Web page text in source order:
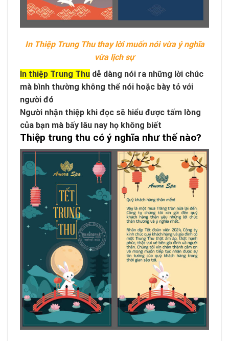
In Thiệp Trung Thu thay lời muốn nói vừa ý nghĩa
vừa lịch sự
In thiệp Trung Thu dễ dàng nói ra những lời chúc
mà bình thường không thể nói hoặc bày tỏ với
người đó
Người nhận thiệp khi đọc sẽ hiểu được tấm lòng
của bạn mà bấy lâu nay họ không biết
Thiệp trung thu có ý nghĩa như thế nào?